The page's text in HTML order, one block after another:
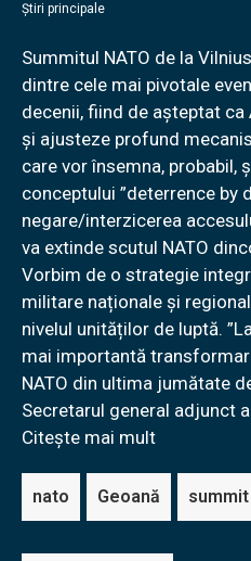
Știri principale
Summitul NATO de la
dintre cele mai pivotale
decenii, fiind de așteptat
și ajusteze profund
care vor însemna, probabil,
conceptului ”deterrence by
negare/interzicerea
va extinde scutul NATO
Vorbim de o strategie
militare naționale și
nivelul unităților de luptă.
mai importantă
NATO din ultima jumătate
Secretarul general adjunct
Citește mai mult
nato Geoană